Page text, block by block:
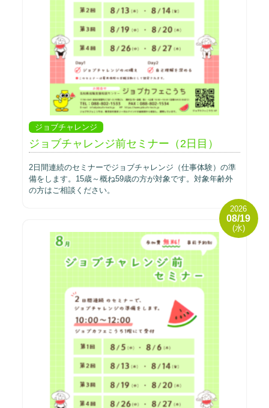
ジョブチャレンジ
ジョブチャレンジ前セミナー（2日目）
2日間連続のセミナーでジョブチャレンジ（仕事体験）の準
備をします。15歳～概ね59歳の方が対象です。対象年齢外
の方はご相談ください。
2026
08/19
(水)